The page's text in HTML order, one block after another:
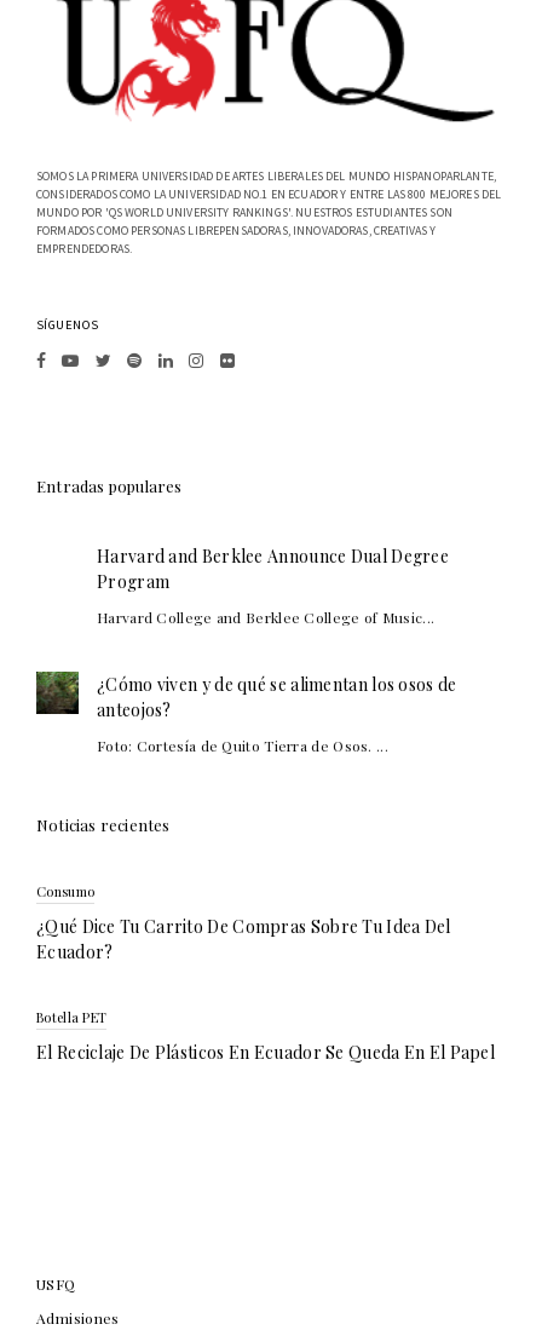
SOMOS LA PRIMERA UNIVERSIDAD DE ARTES LIBERALES DEL MUNDO HISPANOPARLANTE,
CONSIDERADOS COMO LA UNIVERSIDAD NO.1 EN ECUADOR Y ENTRE LAS 800 MEJORES DEL
MUNDO POR 'QS WORLD UNIVERSITY RANKINGS'. NUESTROS ESTUDIANTES SON
FORMADOS COMO PERSONAS LIBREPENSADORAS, INNOVADORAS, CREATIVAS Y
EMPRENDEDORAS.
SÍGUENOS
Entradas populares
Harvard and Berklee Announce Dual Degree
Program
Harvard College and Berklee College of Music...
¿Cómo viven y de qué se alimentan los osos de
anteojos?
Foto: Cortesía de Quito Tierra de Osos. ...
Noticias recientes
Consumo
¿Qué Dice Tu Carrito De Compras Sobre Tu Idea Del
Ecuador?
Botella PET
El Reciclaje De Plásticos En Ecuador Se Queda En El Papel
USFQ
Admisiones